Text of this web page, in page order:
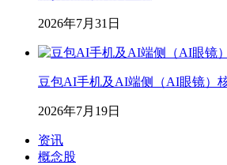
2026年7月31日
豆包AI手机及AI端侧（AI眼镜）
2026年7月19日
资讯
概念股